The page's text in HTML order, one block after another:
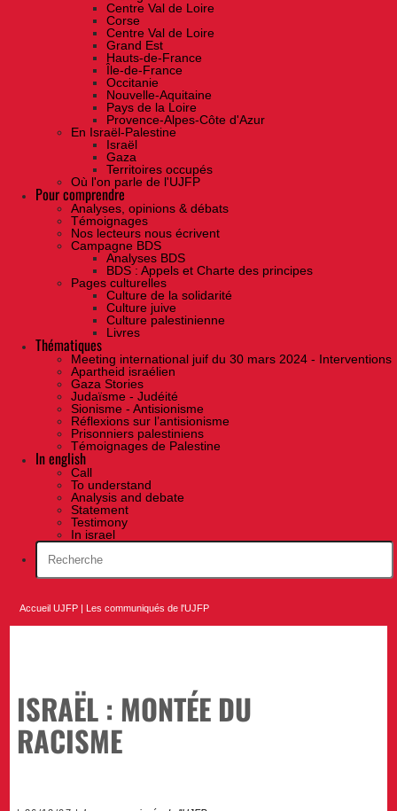
Centre Val de Loire
Corse
Centre Val de Loire
Grand Est
Hauts-de-France
Île-de-France
Occitanie
Nouvelle-Aquitaine
Pays de la Loire
Provence-Alpes-Côte d'Azur
En Israël-Palestine
Israël
Gaza
Territoires occupés
Où l'on parle de l'UJFP
Pour comprendre
Analyses, opinions & débats
Témoignages
Nos lecteurs nous écrivent
Campagne BDS
Analyses BDS
BDS : Appels et Charte des principes
Pages culturelles
Culture de la solidarité
Culture juive
Culture palestinienne
Livres
Thématiques
Meeting international juif du 30 mars 2024 - Interventions
Apartheid israélien
Gaza Stories
Judaïsme - Judéité
Sionisme - Antisionisme
Réflexions sur l’antisionisme
Prisonniers palestiniens
Témoignages de Palestine
In english
Call
To understand
Analysis and debate
Statement
Testimony
In israel
Accueil UJFP Les communiqués de l'UJFP
ISRAËL : MONTÉE DU
RACISME